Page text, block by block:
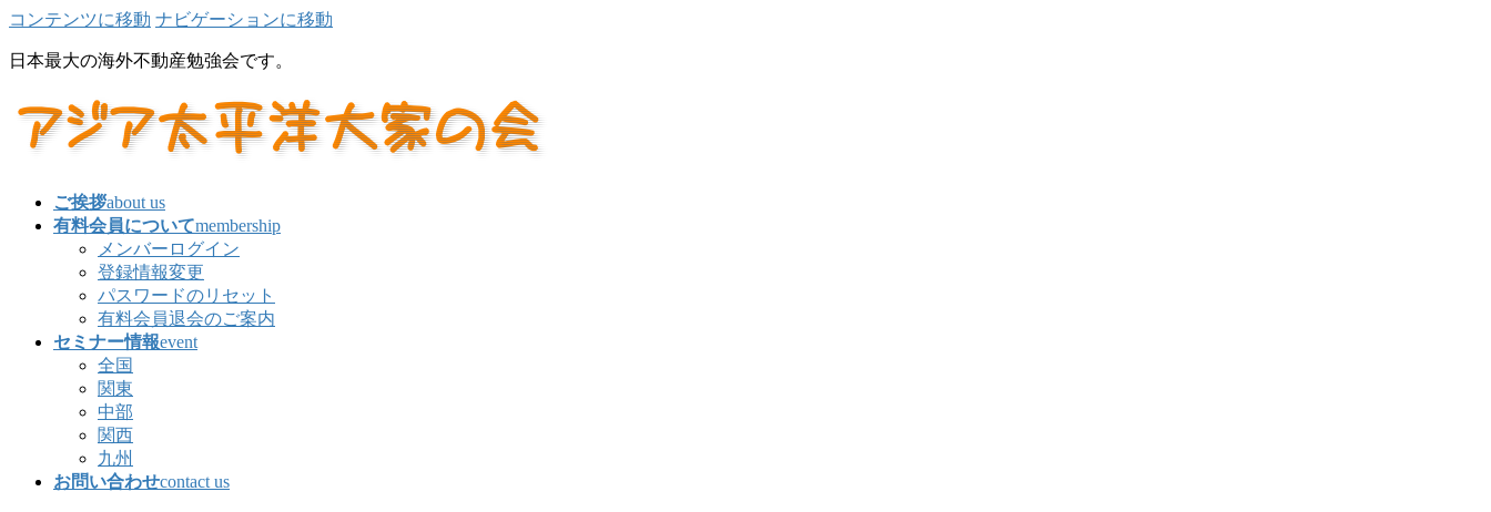
コンテンツに移動 ナビゲーションに移動
日本最大の海外不動産勉強会です。
ご挨拶about us
有料会員についてmembership
メンバーログイン
登録情報変更
パスワードのリセット
有料会員退会のご案内
セミナー情報event
全国
関東
中部
関西
九州
お問い合わせcontact us